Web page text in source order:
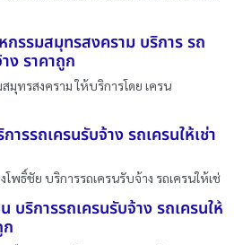
กรรมสมุทรสงคราม บริการ รถ
ง ราคาถูก
มุทรสงคราม ให้บริการโดย เครน
รรถเครนรับจ้าง รถเครนให้เช่า
พธิ์ชัย บริการรถเครนรับจ้าง รถเครนให้เช่
บริการรถเครนรับจ้าง รถเครนให้
ก